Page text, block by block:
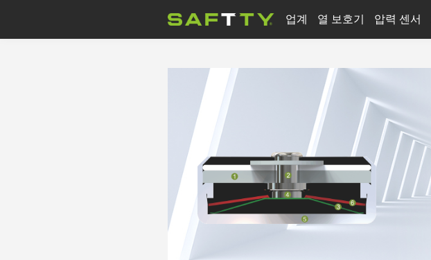
업계
모터 자동차 충전
물 펌프 광전지
의료 장비 스마트 가전
열 보호기 압력 센서
회사 뉴스 업계 뉴스